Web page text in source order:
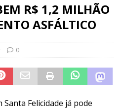
R$ 1,2 MILHÃO
ASFÁLTICO
0
Felicidade já pode